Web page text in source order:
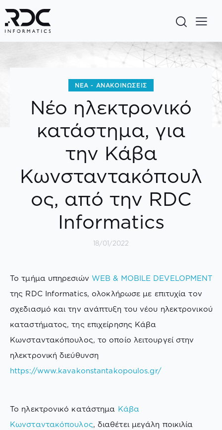
ΝΈΑ - ΑΝΑΚΟΙΝΏΣΕΙΣ
Νέο ηλεκτρονικό
κατάστημα, για
την Κάβα
Κωνσταντακόπουλ
ος, από την RDC
Informatics
18/01/2022
Το τμήμα υπηρεσιών WEB & MOBILE DEVELOPMENT
της RDC Informatics, ολοκλήρωσε με επιτυχία τον
σχεδιασμό και την ανάπτυξη του νέου ηλεκτρονικού
καταστήματος, της επιχείρησης Κάβα
Κωνσταντακόπουλος, το οποίο λειτουργεί στην
ηλεκτρονική διεύθυνση
https://www.kavakonstantakopoulos.gr/
Το ηλεκτρονικό κατάστημα Κάβα
Κωνσταντακόπουλος, διαθέτει μεγάλη ποικιλία